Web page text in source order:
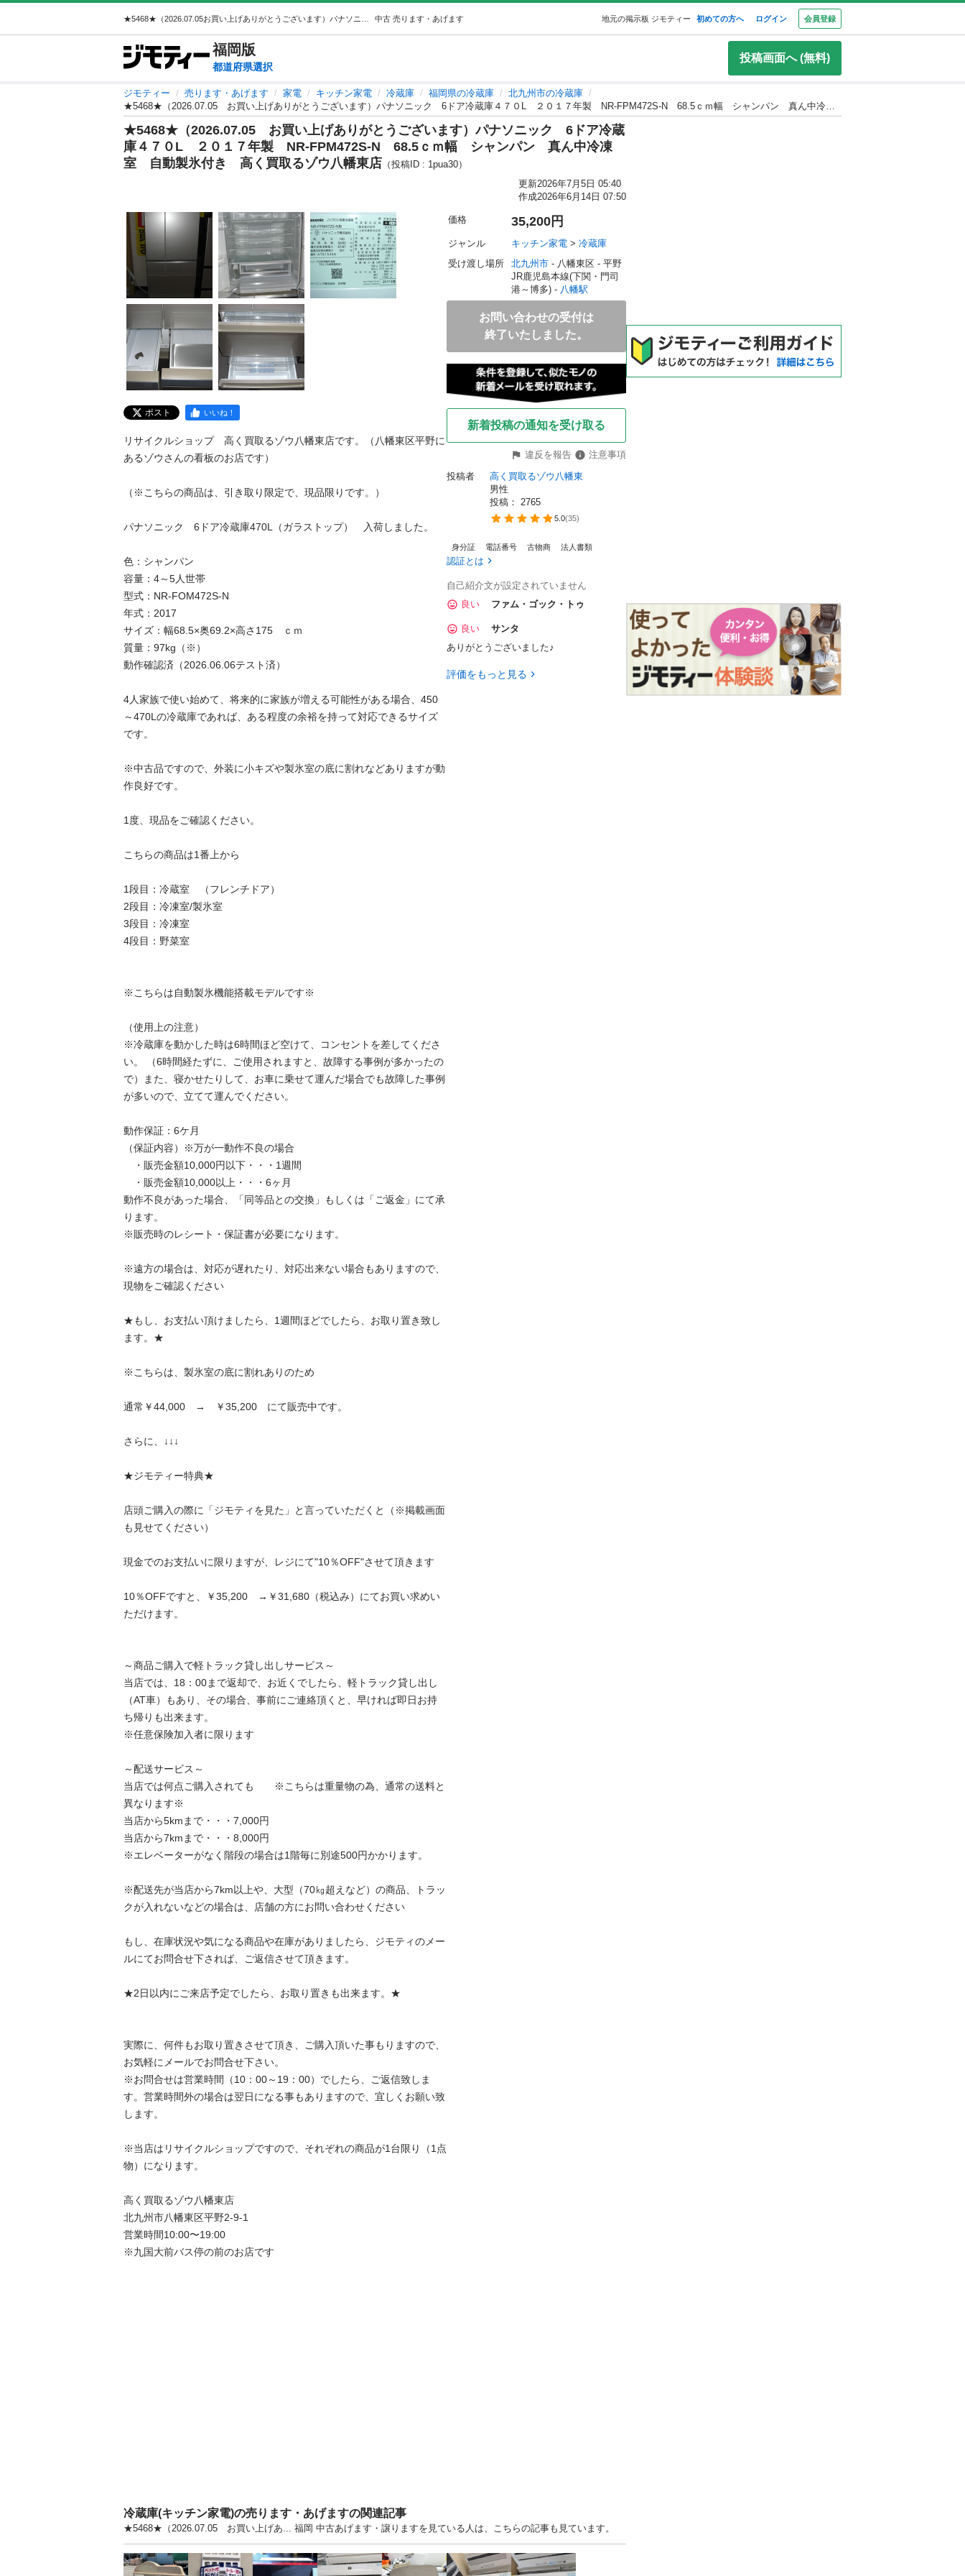
中古 売ります・あげます 地元の掲示板 ジモティー 初めての方へ ログイン 会員登録
福岡版
都道府県選択
投稿画面へ (無料)
ジモティー 売ります・あげます 家電 キッチン家電 冷蔵庫 福岡県の冷蔵庫
北九州市の冷蔵庫
★5468★（2026.07.05 お買い上げありがとうございます）パナソニック 6ドア冷蔵庫４７０L ２０１７年製 NR-FPM472S-N 68.5ｃｍ幅 シャンパン 真ん中冷凍室 自動製氷付き 高く買取るゾウ八幡東店
★5468★（2026.07.05 お買い上げありがとうございます）パナソニック 6ドア冷蔵
庫４７０L ２０１７年製 NR-FPM472S-N 68.5ｃｍ幅 シャンパン 真ん中冷凍
室 自動製氷付き 高く買取るゾウ八幡東店 （投稿ID : 1pua30）
更新2026年7月5日 05:40
作成2026年6月14日 07:50
ポスト いいね！
リサイクルショップ　高く買取るゾウ八幡東店です。（八幡東区平野に
あるゾウさんの看板のお店です）
（※こちらの商品は、引き取り限定で、現品限りです。）
パナソニック　6ドア冷蔵庫470L（ガラストップ）　入荷しました。
色：シャンパン
容量：4～5人世帯
型式：NR-FOM472S-N
年式：2017
サイズ：幅68.5×奥69.2×高さ175　ｃｍ
質量：97kg（※）
動作確認済（2026.06.06テスト済）
4人家族で使い始めて、将来的に家族が増える可能性がある場合、450
～470Lの冷蔵庫であれば、ある程度の余裕を持って対応できるサイズ
です。
※中古品ですので、外装に小キズや製氷室の底に割れなどありますが動
作良好です。
1度、現品をご確認ください。
こちらの商品は1番上から
1段目：冷蔵室　（フレンチドア）
2段目：冷凍室/製氷室
3段目：冷凍室
4段目：野菜室
※こちらは自動製氷機能搭載モデルです※
（使用上の注意）
※冷蔵庫を動かした時は6時間ほど空けて、コンセントを差してくださ
い。 （6時間経たずに、ご使用されますと、故障する事例が多かったの
で）また、寝かせたりして、お車に乗せて運んだ場合でも故障した事例
が多いので、立てて運んでください。
動作保証：6ケ月
（保証内容）※万が一動作不良の場合
・販売金額10,000円以下・・・1週間
・販売金額10,000以上・・・6ヶ月
動作不良があった場合、「同等品との交換」もしくは「ご返金」にて承
ります。
※販売時のレシート・保証書が必要になります。
※遠方の場合は、対応が遅れたり、対応出来ない場合もありますので、
現物をご確認ください
★もし、お支払い頂けましたら、1週間ほどでしたら、お取り置き致し
ます。★
※こちらは、製氷室の底に割れありのため
通常￥44,000　→　￥35,200　にて販売中です。
さらに、↓↓↓
★ジモティー特典★
店頭ご購入の際に「ジモティを見た」と言っていただくと（※掲載画面
も見せてください）
現金でのお支払いに限りますが、レジにて"10％OFF"させて頂きます
10％OFFですと、￥35,200　→￥31,680（税込み）にてお買い求めい
ただけます。
～商品ご購入で軽トラック貸し出しサービス～
当店では、18：00まで返却で、お近くでしたら、軽トラック貸し出し
（AT車）もあり、その場合、事前にご連絡頂くと、早ければ即日お持
ち帰りも出来ます。
※任意保険加入者に限ります
～配送サービス～
当店では何点ご購入されても　　※こちらは重量物の為、通常の送料と
異なります※
当店から5kmまで・・・7,000円
当店から7kmまで・・・8,000円
※エレベーターがなく階段の場合は1階毎に別途500円かかります。
※配送先が当店から7km以上や、大型（70㎏超えなど）の商品、トラッ
クが入れないなどの場合は、店舗の方にお問い合わせください
もし、在庫状況や気になる商品や在庫がありましたら、ジモティのメー
ルにてお問合せ下されば、ご返信させて頂きます。
★2日以内にご来店予定でしたら、お取り置きも出来ます。★
実際に、何件もお取り置きさせて頂き、ご購入頂いた事もりますので、
お気軽にメールでお問合せ下さい。
※お問合せは営業時間（10：00～19：00）でしたら、ご返信致しま
す。営業時間外の場合は翌日になる事もありますので、宜しくお願い致
します。
※当店はリサイクルショップですので、それぞれの商品が1台限り（1点
物）になります。
高く買取るゾウ八幡東店
北九州市八幡東区平野2-9-1
営業時間10:00〜19:00
※九国大前バス停の前のお店です
価格 35,200円
ジャンル キッチン家電 > 冷蔵庫
受け渡し場所
北九州市 - 八幡東区 - 平野
JR鹿児島本線(下関・門司
港～博多) - 八幡駅
お問い合わせの受付は
終了いたしました。
新着投稿の通知を受け取る
違反を報告
注意事項
投稿者
高く買取るゾウ八幡東
男性
投稿： 2765
5.0(35)
身分証 電話番号 古物商 法人書類
認証とは
自己紹介文が設定されていません
良い
ファム・ゴック・トゥ
良い
サンタ
ありがとうございました♪
評価をもっと見る
冷蔵庫(キッチン家電)の売ります・あげますの関連記事
★5468★（2026.07.05 お買い上げあ... 福岡 中古あげます・譲りますを見ている人は、こちらの記事も見ています。